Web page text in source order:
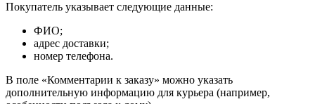
Покупатель указывает следующие данные:
ФИО;
адрес доставки;
номер телефона.
В поле «Комментарии к заказу» можно указать
дополнительную информацию для курьера (например,